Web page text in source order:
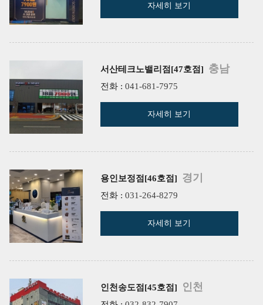
자세히 보기
서산테크노밸리점[47호점] 충남
전화 : 041-681-7975
자세히 보기
용인보정점[46호점] 경기
전화 : 031-264-8279
자세히 보기
인천송도점[45호점] 인천